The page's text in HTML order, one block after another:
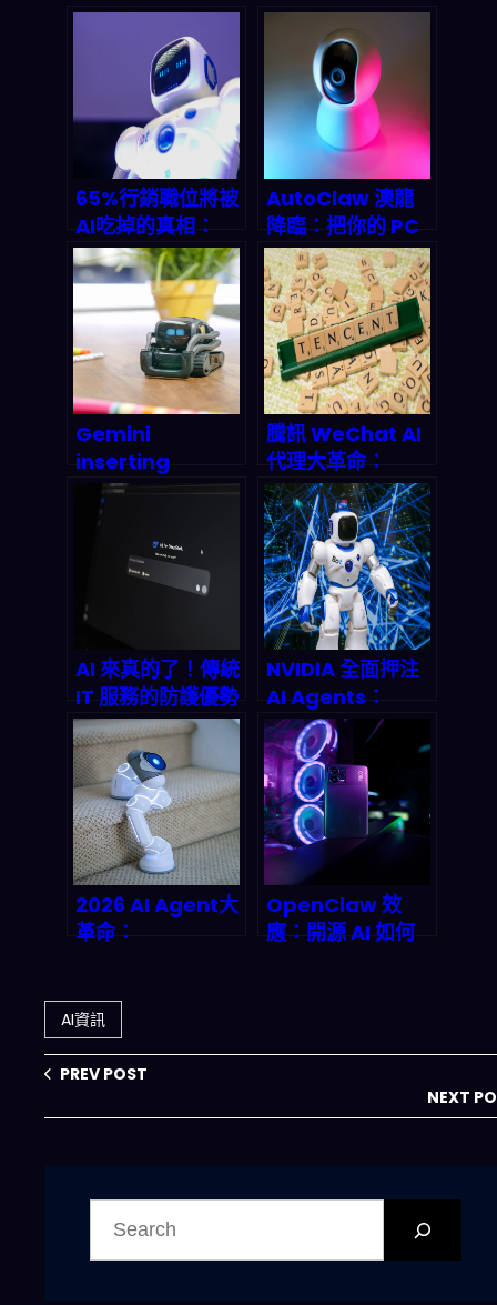
65%行銷職位將被
AI吃掉的真相：
2026年行銷人驟
變指南
AutoClaw 澳龍
降臨：把你的 PC
變成 24/7 全天候
AI 員工，2026 年
自動化革命已經開
跑
Gemini
inserting
Workspace：
2026年企業工作
流程的深度AI整合
實測與市場衝擊分
析
騰訊 WeChat AI
代理大革命：
OpenClaw 技術
引爆 2026 年股價
狂飆 7.3% 的真相
AI 來真的了！傳統
IT 服務的防護優勢
正在瓦解，2026
年將迎來 2.5 兆美
元消費浪潮 –
Siuleeboss 深度
剖析
NVIDIA 全面押注
AI Agents：
2026 年企業自動
化革命即將引爆
2026 AI Agent大
革命：
自主AI的財富密碼
OpenClaw 效
應：開源 AI 如何
AI資訊
PREV POST
NEXT